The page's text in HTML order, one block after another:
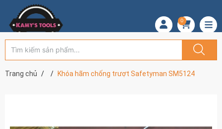
0
Trang chủ Khóa hãm chống trượt Safetyman SM5124